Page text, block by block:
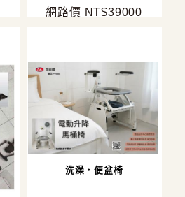
網路價 NT$39000
洗澡・便盆椅